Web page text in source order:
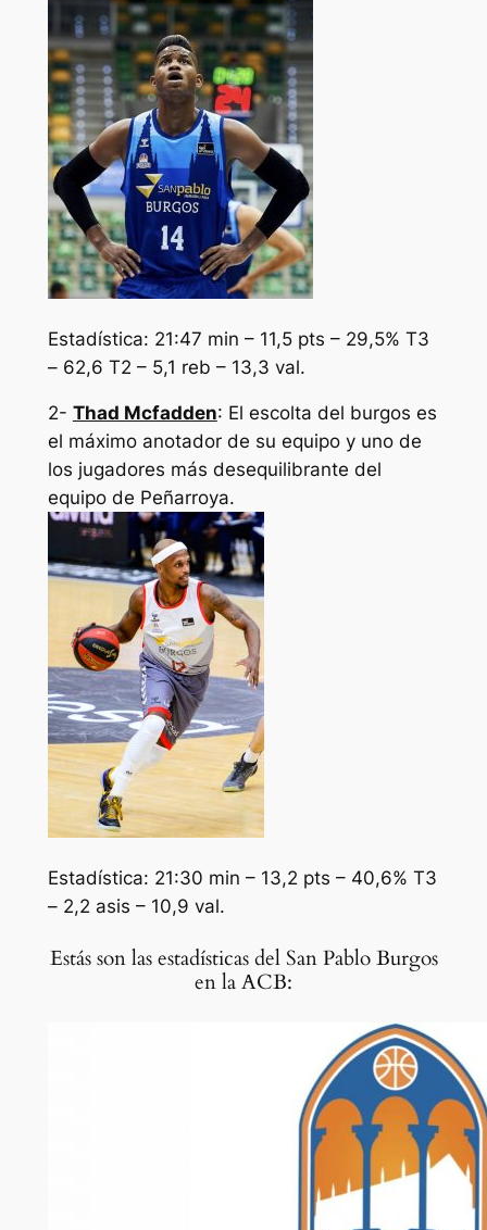
Estadística: 21:47 min – 11,5 pts – 29,5% T3
– 62,6 T2 – 5,1 reb – 13,3 val.
2- Thad Mcfadden: El escolta del burgos es
el máximo anotador de su equipo y uno de
los jugadores más desequilibrante del
equipo de Peñarroya.
Estadística: 21:30 min – 13,2 pts – 40,6% T3
– 2,2 asis – 10,9 val.
Estás son las estadísticas del San Pablo Burgos
en la ACB: